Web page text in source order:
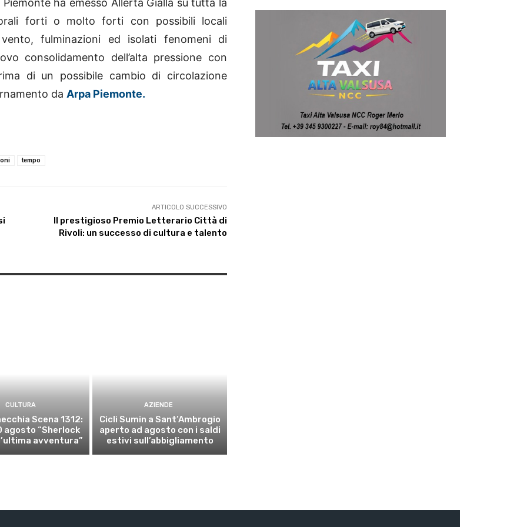
ha emesso Allerta Gialla su tutta la
forti o molto forti con possibili locali
fulminazioni ed isolati fenomeni di
consolidamento dell’alta pressione con
di un possibile cambio di circolazione
da Arpa Piemonte.
tempo
ARTICOLO SUCCESSIVO
Il prestigioso Premio Letterario Città di
Rivoli: un successo di cultura e talento
CULTURA
Scena 1312:
agosto “Sherlock
avventura”
AZIENDE
Cicli Sumin a Sant’Ambrogio
aperto ad agosto con i saldi
estivi sull’abbigliamento